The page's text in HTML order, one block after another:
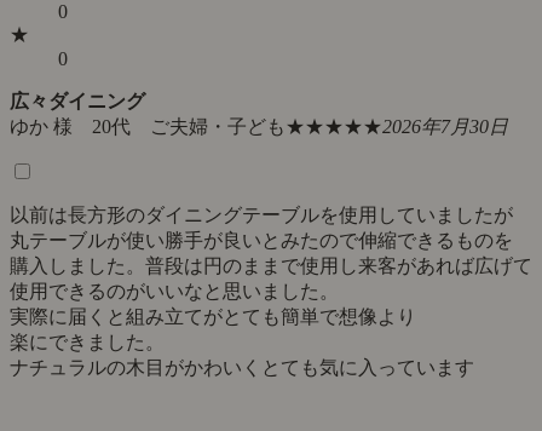
0
★
0
広々ダイニング
ゆか 様 20代 ご夫婦・子ども★★★★★2026年7月30日
以前は長方形のダイニングテーブルを使用していましたが
丸テーブルが使い勝手が良いとみたので伸縮できるものを
購入しました。普段は円のままで使用し来客があれば広げて
使用できるのがいいなと思いました。
実際に届くと組み立てがとても簡単で想像より
楽にできました。
ナチュラルの木目がかわいくとても気に入っています